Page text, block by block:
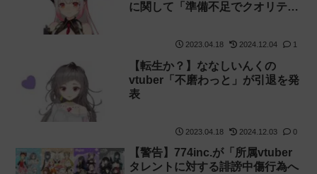
に関して「準備不足でクオリティ
2023.04.18 2024.12.04 1
【転生か？】ななしいんくの
vtuber「不磨わっと」が引退を発
表
2023.04.18 2024.12.03 0
【警告】774inc.が「所属vtuber
タレントに対する誹謗中傷行為へ